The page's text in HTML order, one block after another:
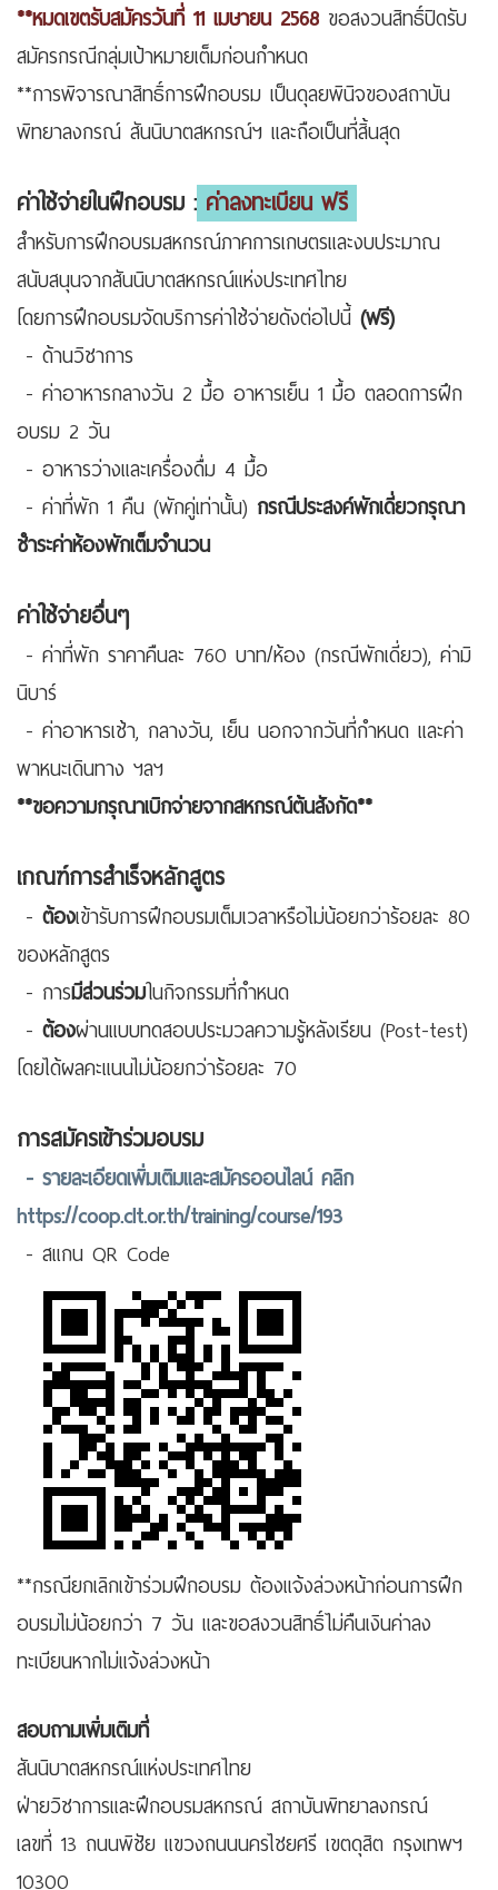
**หมดเขตรับสมัครวันที่ 11 เมษายน 2568 ขอสงวนสิทธิ์ปิดรับ
สมัครกรณีกลุ่มเป้าหมายเต็มก่อนกำหนด
**การพิจารณาสิทธิ์การฝึกอบรม เป็นดุลยพินิจของสถาบัน
พิทยาลงกรณ์ สันนิบาตสหกรณ์ฯ และถือเป็นที่สิ้นสุด
ค่าใช้จ่ายในฝึกอบรม : ค่าลงทะเบียน ฟรี
สำหรับการฝึกอบรมสหกรณ์ภาคการเกษตรและงบประมาณ
สนับสนุนจากสันนิบาตสหกรณ์แห่งประเทศไทย
โดยการฝึกอบรมจัดบริการค่าใช้จ่ายดังต่อไปนี้ (ฟรี)
- ด้านวิชาการ
- ค่าอาหารกลางวัน 2 มื้อ อาหารเย็น 1 มื้อ ตลอดการฝึก
อบรม 2 วัน
- อาหารว่างและเครื่องดื่ม 4 มื้อ
- ค่าที่พัก 1 คืน (พักคู่เท่านั้น) กรณีประสงค์พักเดี่ยวกรุณา
ชำระค่าห้องพักเต็มจำนวน
ค่าใช้จ่ายอื่นๆ
- ค่าที่พัก ราคาคืนละ 760 บาท/ห้อง (กรณีพักเดี่ยว), ค่ามิ
นิบาร์
- ค่าอาหารเช้า, กลางวัน, เย็น นอกจากวันที่กำหนด และค่า
พาหนะเดินทาง ฯลฯ
**ขอความกรุณาเบิกจ่ายจากสหกรณ์ต้นสังกัด**
เกณฑ์การสำเร็จหลักสูตร
- ต้องเข้ารับการฝึกอบรมเต็มเวลาหรือไม่น้อยกว่าร้อยละ 80
ของหลักสูตร
- การมีส่วนร่วมในกิจกรรมที่กำหนด
- ต้องผ่านแบบทดสอบประมวลความรู้หลังเรียน (Post-test)
โดยได้ผลคะแนนไม่น้อยกว่าร้อยละ 70
การสมัครเข้าร่วมอบรม
- รายละเอียดเพิ่มเติมและสมัครออนไลน์ คลิก
https://coop.clt.or.th/training/course/193
- สแกน QR Code
**กรณียกเลิกเข้าร่วมฝึกอบรม ต้องแจ้งล่วงหน้าก่อนการฝึก
อบรมไม่น้อยกว่า 7 วัน และขอสงวนสิทธิ์ไม่คืนเงินค่าลง
ทะเบียนหากไม่แจ้งล่วงหน้า
สอบถามเพิ่มเติมที่
สันนิบาตสหกรณ์แห่งประเทศไทย
ฝ่ายวิชาการและฝึกอบรมสหกรณ์ สถาบันพิทยาลงกรณ์
เลขที่ 13 ถนนพิชัย แขวงถนนนครไชยศรี เขตดุสิต กรุงเทพฯ
10300